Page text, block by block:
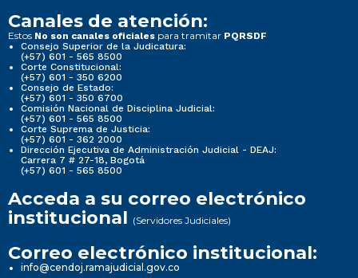
Canales de atención:
Estos No son canales oficiales para tramitar PQRSDF
Consejo Superior de la Judicatura:
(+57) 601 - 565 8500
Corte Constitucional:
(+57) 601 - 350 6200
Consejo de Estado:
(+57) 601 - 350 6700
Comisión Nacional de Disciplina Judicial:
(+57) 601 - 565 8500
Corte Suprema de Justicia:
(+57) 601 - 362 2000
Dirección Ejecutiva de Administración Judicial - DEAJ:
Carrera 7 # 27-18, Bogotá
(+57) 601 - 565 8500
Acceda a su correo electrónico
institucional (Servidores Judiciales)
Correo electrónico institucional:
info@cendoj.ramajudicial.gov.co